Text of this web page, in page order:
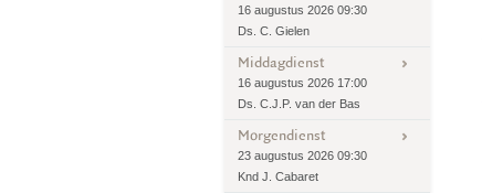
16 augustus 2026 09:30
Ds. C. Gielen
Middagdienst
16 augustus 2026 17:00
Ds. C.J.P. van der Bas
Morgendienst
23 augustus 2026 09:30
Knd J. Cabaret